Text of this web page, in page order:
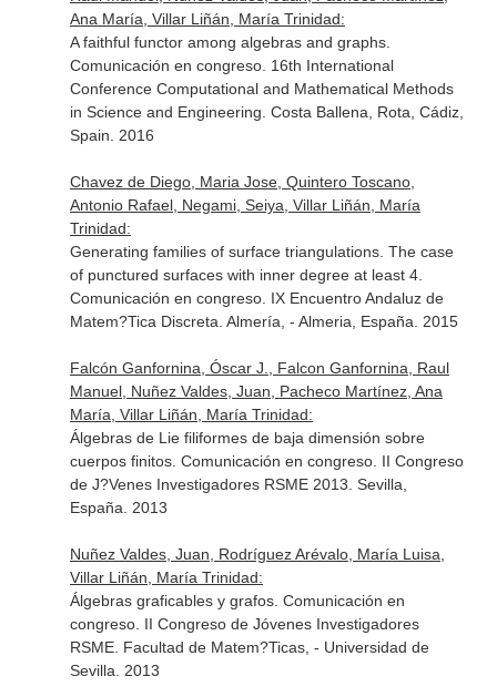
Ana María, Villar Liñán, María Trinidad:
A faithful functor among algebras and graphs.
Comunicación en congreso. 16th International
Conference Computational and Mathematical Methods
in Science and Engineering. Costa Ballena, Rota, Cádiz,
Spain. 2016
Chavez de Diego, Maria Jose, Quintero Toscano,
Antonio Rafael, Negami, Seiya, Villar Liñán, María
Trinidad:
Generating families of surface triangulations. The case
of punctured surfaces with inner degree at least 4.
Comunicación en congreso. IX Encuentro Andaluz de
Matem?Tica Discreta. Almería, - Almeria, España. 2015
Falcón Ganfornina, Óscar J., Falcon Ganfornina, Raul
Manuel, Nuñez Valdes, Juan, Pacheco Martínez, Ana
María, Villar Liñán, María Trinidad:
Álgebras de Lie filiformes de baja dimensión sobre
cuerpos finitos. Comunicación en congreso. II Congreso
de J?Venes Investigadores RSME 2013. Sevilla,
España. 2013
Nuñez Valdes, Juan, Rodríguez Arévalo, María Luisa,
Villar Liñán, María Trinidad:
Álgebras graficables y grafos. Comunicación en
congreso. II Congreso de Jóvenes Investigadores
RSME. Facultad de Matem?Ticas, - Universidad de
Sevilla. 2013